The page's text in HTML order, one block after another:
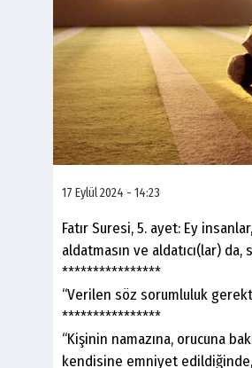
17 Eylül 2024 - 14:23
Fatır Suresi, 5. ayet: Ey
aldatmasın ve aldatıcı(lar) da,
****************
“Verilen söz sorumluluk
****************
“Kişinin namazına, orucuna
kendisine emniyet